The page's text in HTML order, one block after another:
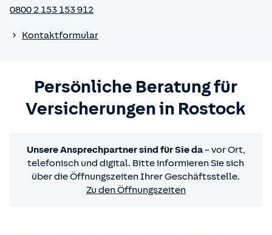
0800 2 153 153 912
Kontaktformular
Persönliche Beratung für
Versicherungen in Rostock
Unsere Ansprechpartner sind für Sie da– vor Ort,
telefonisch und digital. Bitte informieren Sie sich
über die Öffnungszeiten Ihrer Geschäftsstelle.
Zu den Öffnungszeiten